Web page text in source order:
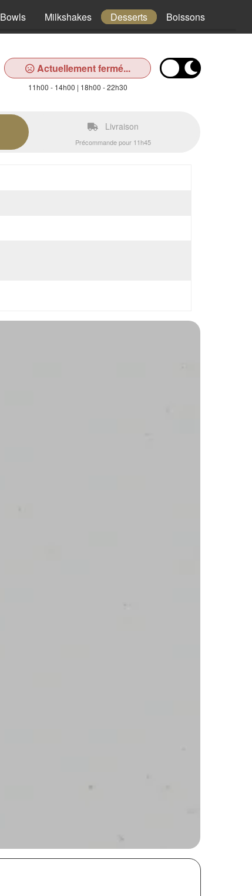
Bowls Milkshakes Desserts Boissons
Actuellement fermé...
11h00 - 14h00 | 18h00 - 22h30
Livraison
Précommande pour 11h45